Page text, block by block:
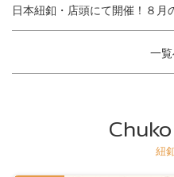
一
日本紐釦・店頭にて開催！８月
紐